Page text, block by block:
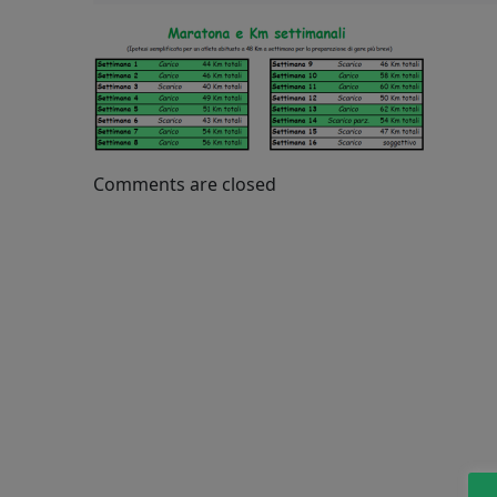
Comments are closed